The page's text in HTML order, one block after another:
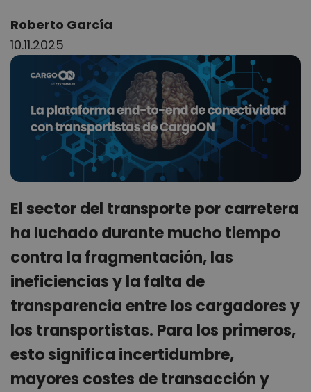
Author:
Roberto García
10.11.2025
El sector del transporte por carretera
ha luchado durante mucho tiempo
contra la fragmentación, las
ineficiencias y la falta de
transparencia entre los cargadores y
los transportistas. Para los primeros,
esto significa incertidumbre,
mayores costes de transacción y